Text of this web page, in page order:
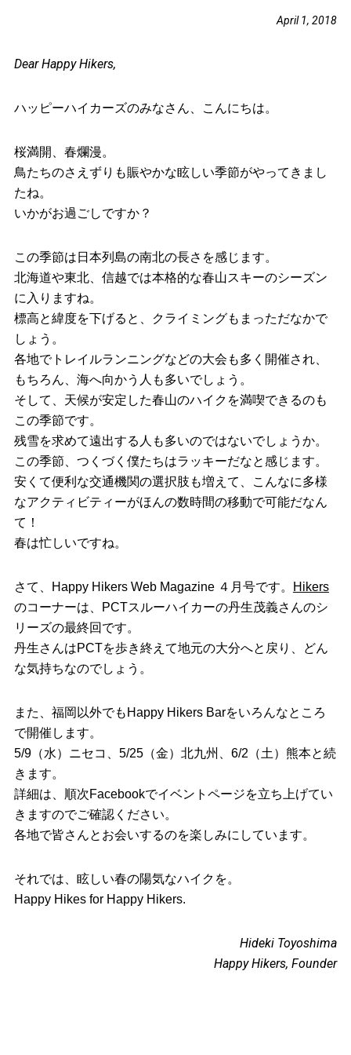
April 1, 2018
Dear Happy Hikers,
ハッピーハイカーズのみなさん、こんにちは。
桜満開、春爛漫。
鳥たちのさえずりも賑やかな眩しい季節がやってきまし
たね。
いかがお過ごしですか？
この季節は日本列島の南北の長さを感じます。
北海道や東北、信越では本格的な春山スキーのシーズン
に入りますね。
標高と緯度を下げると、クライミングもまっただなかで
しょう。
各地でトレイルランニングなどの大会も多く開催され、
もちろん、海へ向かう人も多いでしょう。
そして、天候が安定した春山のハイクを満喫できるのも
この季節です。
残雪を求めて遠出する人も多いのではないでしょうか。
この季節、つくづく僕たちはラッキーだなと感じます。
安くて便利な交通機関の選択肢も増えて、こんなに多様
なアクティビティーがほんの数時間の移動で可能だなん
て！
春は忙しいですね。
さて、Happy Hikers Web Magazine ４月号です。
Hikers
のコーナーは、PCTスルーハイカーの丹生茂義さんのシ
リーズの最終回です。
丹生さんはPCTを歩き終えて地元の大分へと戻り、どん
な気持ちなのでしょう。
また、福岡以外でもHappy Hikers Barをいろんなところ
で開催します。
5/9（水）ニセコ、5/25（金）北九州、6/2（土）熊本と続
きます。
詳細は、順次Facebookでイベントページを立ち上げてい
きますのでご確認ください。
各地で皆さんとお会いするのを楽しみにしています。
それでは、眩しい春の陽気なハイクを。
Happy Hikes for Happy Hikers.
Hideki Toyoshima
Happy Hikers, Founder